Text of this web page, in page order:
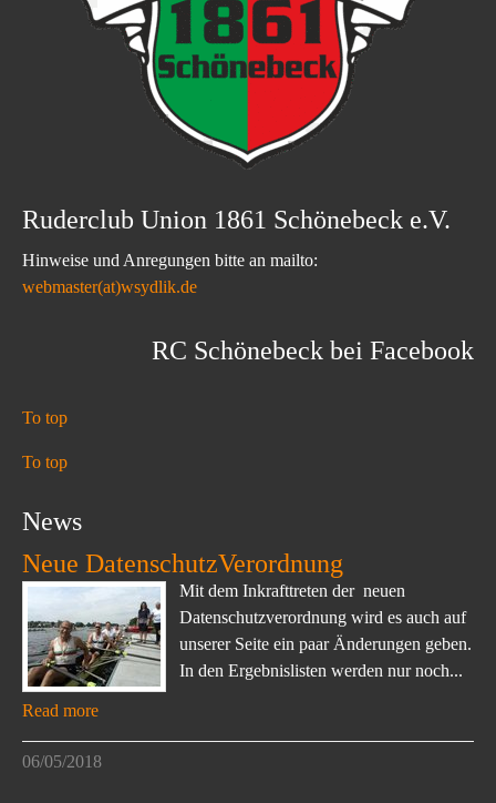
Ruderclub Union 1861 Schönebeck e.V.
Hinweise und Anregungen bitte an mailto:
webmaster(at)wsydlik.de
RC Schönebeck bei Facebook
To top
To top
News
Neue DatenschutzVerordnung
Mit dem Inkrafttreten der neuen
Datenschutzverordnung wird es auch auf
unserer Seite ein paar Änderungen geben.
In den Ergebnislisten werden nur noch...
Read more
06/05/2018